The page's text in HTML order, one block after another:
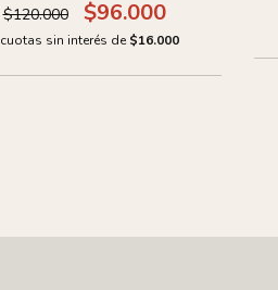
$120.000 $96.000
cuotas sin interés de $16.000